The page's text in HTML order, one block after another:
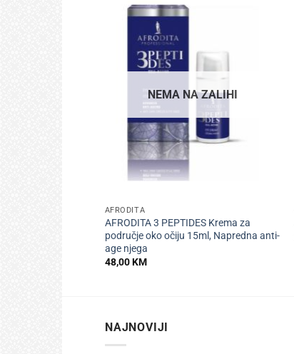
NEMA NA ZALIHI
AFRODITA
AFRODITA 3 PEPTIDES Krema za
područje oko očiju 15ml, Napredna anti-
age njega
48,00KM
NAJNOVIJI